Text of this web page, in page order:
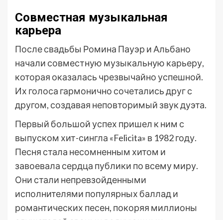
Совместная музыкальная
карьера
После свадьбы Ромина Пауэр и Альбано
начали совместную музыкальную карьеру,
которая оказалась чрезвычайно успешной.
Их голоса гармонично сочетались друг с
другом, создавая неповторимый звук дуэта.
Первый большой успех пришел к ним с
выпуском хит-сингла «Felicita» в 1982 году.
Песня стала несомненным хитом и
завоевала сердца публики по всему миру.
Они стали непревзойденными
исполнителями популярных баллад и
романтических песен, покоряя миллионы